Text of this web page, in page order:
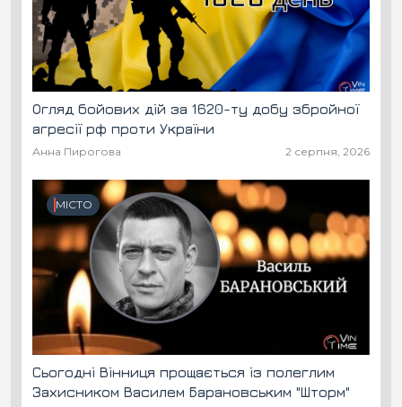
Огляд бойових дій за 1620-ту добу збройної
агресії рф проти України
Анна Пирогова 2 серпня, 2026
МІСТО
Сьогодні Вінниця прощається із полеглим
Захисником Василем Барановським "Шторм"